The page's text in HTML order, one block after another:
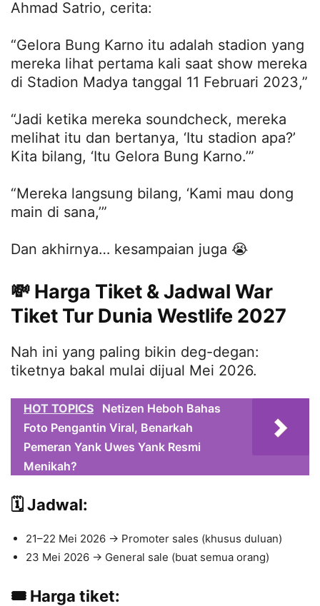
Ahmad Satrio, cerita:
“Gelora Bung Karno itu adalah stadion yang
mereka lihat pertama kali saat show mereka
di Stadion Madya tanggal 11 Februari 2023,”
“Jadi ketika mereka soundcheck, mereka
melihat itu dan bertanya, ‘Itu stadion apa?’
Kita bilang, ‘Itu Gelora Bung Karno.’”
“Mereka langsung bilang, ‘Kami mau dong
main di sana,’”
Dan akhirnya… kesampaian juga 😭
💸 Harga Tiket & Jadwal War
Tiket Tur Dunia Westlife 2027
Nah ini yang paling bikin deg-degan:
tiketnya bakal mulai dijual Mei 2026.
HOT TOPICS
Netizen Heboh Bahas
Foto Pengantin Viral, Benarkah
Pemeran Yank Uwes Yank Resmi
Menikah?
🗓 Jadwal:
21–22 Mei 2026 → Promoter sales (khusus duluan)
23 Mei 2026 → General sale (buat semua orang)
🎟 Harga tiket: